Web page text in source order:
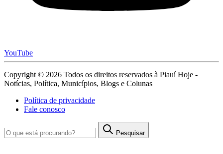
YouTube
Copyright © 2026 Todos os direitos reservados à Piauí Hoje -
Notícias, Política, Municípios, Blogs e Colunas
Política de privacidade
Fale conosco
Pesquisar